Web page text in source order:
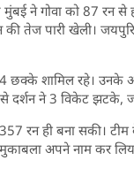
ने गोवा को 87 रन से
तेज पारी खेली।
शामिल रहे। उनके
से दर्शन ने 3 विकेट
रन ही बना सकी।
अपने नाम कर